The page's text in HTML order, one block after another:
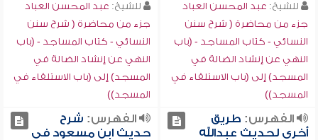
للشيخ: عبد المحسن العباد
جزء من محاضرة ( شرح سنن
النسائي - كتاب المساجد - (باب
النهي عن إنشاد الضالة في
المسجد) إلى (باب الاستلقاء في
المسجد))
للشيخ: عبد المحسن العباد
جزء من محاضرة ( شرح سنن
النسائي - كتاب المساجد - (باب
النهي عن إنشاد الضالة في
المسجد) إلى (باب الاستلقاء في
المسجد))
الفهرس: طريق
أخرى لحديث عبدالله
الفهرس: شرح
حديث ابن مسعود في